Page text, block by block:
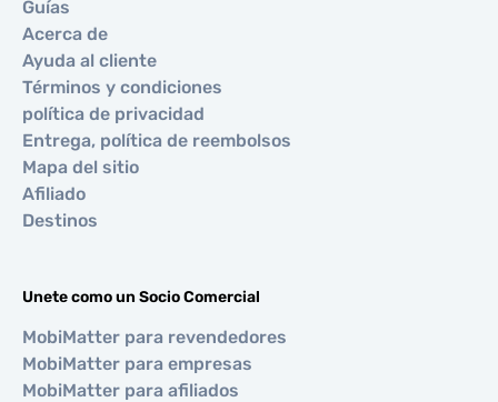
Guías
Acerca de
Ayuda al cliente
Términos y condiciones
política de privacidad
Entrega, política de reembolsos
Mapa del sitio
Afiliado
Destinos
Unete como un Socio Comercial
MobiMatter para revendedores
MobiMatter para empresas
MobiMatter para afiliados